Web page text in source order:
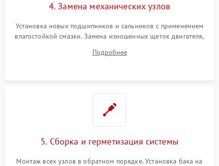
4. Замена механических узлов
Установка новых подшипников и сальников с применением
влагостойкой смазки. Замена изношенных щеток двигателя,
или поврежденной резиновой манжеты.
Подробнее
5. Сборка и герметизация системы
Монтаж всех узлов в обратном порядке. Установка бака на